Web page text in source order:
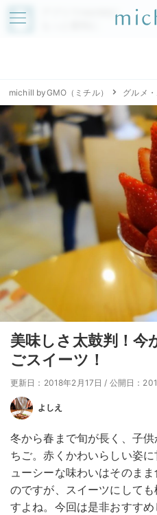
アプリでmichillが
michill byGMO（ミチル） グルメ
美味しさ太鼓判！今
ごスイーツ！
更新日：2018年2月17日 / 公開日：
よしえ
冬から春まで旬が長く、子
ちご。赤くかわいらしい姿
ューシーな味わいはそのま
のですが、スイーツにして
すよね。今回は是非おすす